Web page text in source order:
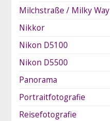
Milchstraße / Milky Way
Nikkor
Nikon D5100
Nikon D5500
Panorama
Portraitfotografie
Reisefotografie